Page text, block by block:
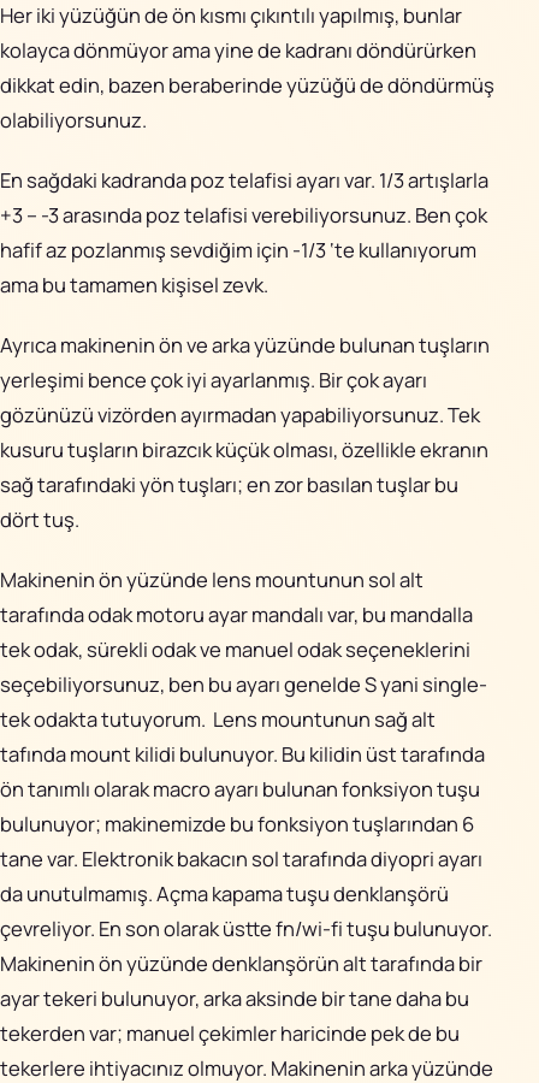
Her iki yüzüğün de ön kısmı çıkıntılı yapılmış, bunlar
kolayca dönmüyor ama yine de kadranı döndürürken
dikkat edin, bazen beraberinde yüzüğü de döndürmüş
olabiliyorsunuz.
En sağdaki kadranda poz telafisi ayarı var. 1/3 artışlarla
+3 – -3 arasında poz telafisi verebiliyorsunuz. Ben çok
hafif az pozlanmış sevdiğim için -1/3 ‘te kullanıyorum
ama bu tamamen kişisel zevk.
Ayrıca makinenin ön ve arka yüzünde bulunan tuşların
yerleşimi bence çok iyi ayarlanmış. Bir çok ayarı
gözünüzü vizörden ayırmadan yapabiliyorsunuz. Tek
kusuru tuşların birazcık küçük olması, özellikle ekranın
sağ tarafındaki yön tuşları; en zor basılan tuşlar bu
dört tuş.
Makinenin ön yüzünde lens mountunun sol alt
tarafında odak motoru ayar mandalı var, bu mandalla
tek odak, sürekli odak ve manuel odak seçeneklerini
seçebiliyorsunuz, ben bu ayarı genelde S yani single-
tek odakta tutuyorum. Lens mountunun sağ alt
tafında mount kilidi bulunuyor. Bu kilidin üst tarafında
ön tanımlı olarak macro ayarı bulunan fonksiyon tuşu
bulunuyor; makinemizde bu fonksiyon tuşlarından 6
tane var. Elektronik bakacın sol tarafında diyopri ayarı
da unutulmamış. Açma kapama tuşu denklanşörü
çevreliyor. En son olarak üstte fn/wi-fi tuşu bulunuyor.
Makinenin ön yüzünde denklanşörün alt tarafında bir
ayar tekeri bulunuyor, arka aksinde bir tane daha bu
tekerden var; manuel çekimler haricinde pek de bu
tekerlere ihtiyacınız olmuyor. Makinenin arka yüzünde